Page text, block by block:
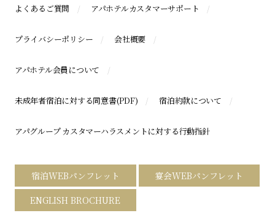
よくあるご質問 アパホテルカスタマーサポート
プライバシーポリシー 会社概要
アパホテル会員について
未成年者宿泊に対する同意書(PDF) 宿泊約款について
アパグループ カスタマーハラスメントに対する行動指針
宿泊WEBパンフレット
宴会WEBパンフレット
ENGLISH BROCHURE